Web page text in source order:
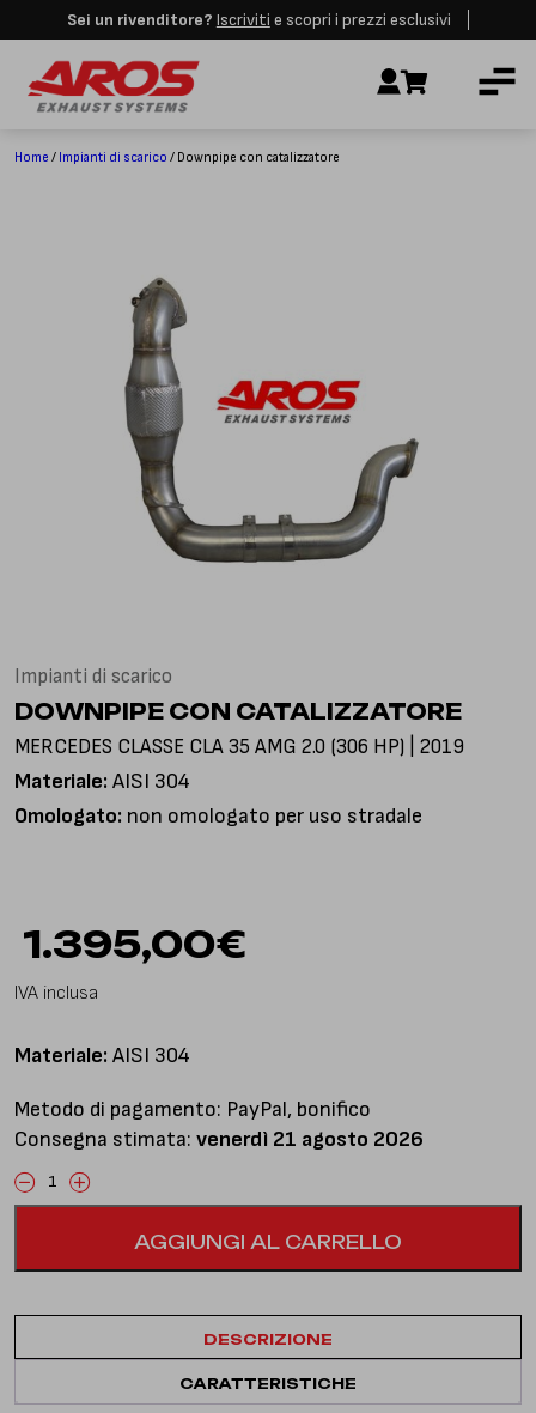
Sei un rivenditore? Iscriviti e scopri i prezzi esclusivi
IMPIANTI DI SCARICO
CONTATTI
CUSTOMER SERVICE
+39 348 4420254
Lunedì – Venerdì
Via Gioacchino Rossini, 18
Home / Impianti di scarico / Downpipe con catalizzatore
Impianti di scarico
DOWNPIPE CON CATALIZZATORE
MERCEDES CLASSE CLA 35 AMG 2.0 (306 HP) | 2019
Materiale: AISI 304
Omologato: non omologato per uso stradale
€
1.395,00
IVA inclusa
Materiale: AISI 304
Metodo di pagamento: PayPal, bonifico
Consegna stimata: venerdì 21 agosto 2026
Downpipe
catalizzatore
quantità
AGGIUNGI AL CARRELLO
DESCRIZIONE
CARATTERISTICHE
Aros rimarrà chiusa per le festività dall'8 al 23 Agosto. I nuovi ordini